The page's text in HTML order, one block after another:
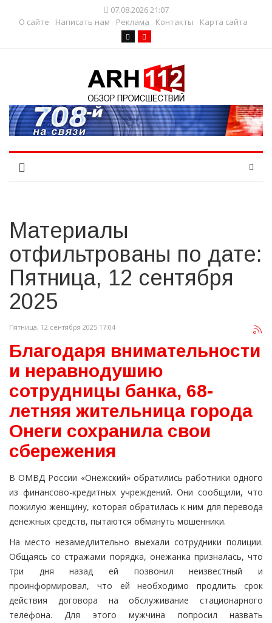
07.08.2026 21:07
О сайте
Написать нам Реклама Контакты Карта сайта
Материалы
отфильтрованы по дате:
Пятница, 12 сентября
2025
Пятница, 12 сентября 2025 17:04
Благодаря внимательности
и неравнодушию
сотрудницы банка, 68-
летняя жительница города
Онеги сохранила свои
сбережения
В ОМВД России «Онежский» обратились работники одного
из финансово-кредитных учреждений. Они сообщили, что
пожилую женщину, которая обратилась к ним для перевода
денежных средств, пытаются обмануть мошенники.
На место незамедлительно выехали сотрудники полиции.
Общаясь со стражами порядка, онежанка призналась, что
три дня назад ей позвонил неизвестный и
проинформировал, что ей необходимо продлить срок
действия договора на обслуживание стационарного
телефона. Для этого мужчина попросил назвать